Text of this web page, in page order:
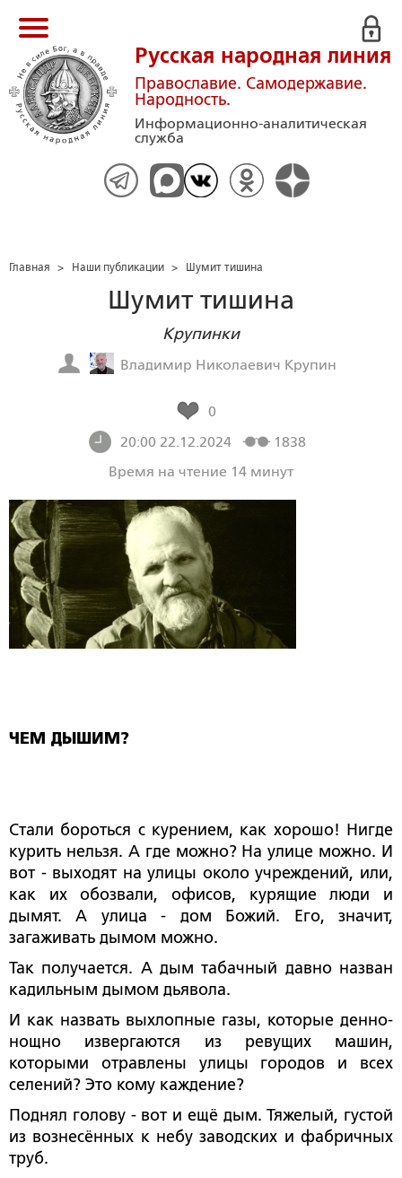
Русская народная линия
Православие. Самодержавие.
Народность.
Информационно-аналитическая
служба
Главная > Наши публикации > Шумит тишина
Шумит тишина
Крупинки
Владимир Николаевич Крупин
0
20:00 22.12.2024
1838
Время на чтение 14 минут
ЧЕМ ДЫШИМ?
Стали бороться с курением, как хорошо! Нигде
курить нельзя. А где можно? На улице можно. И
вот - выходят на улицы около учреждений, или,
как их обозвали, офисов, курящие люди и
дымят. А улица - дом Божий. Его, значит,
загаживать дымом можно.
Так получается. А дым табачный давно назван
кадильным дымом дьявола.
И как назвать выхлопные газы, которые денно-
нощно извергаются из ревущих машин,
которыми отравлены улицы городов и всех
селений? Это кому каждение?
Поднял голову - вот и ещё дым. Тяжелый, густой
из вознесённых к небу заводских и фабричных
труб.